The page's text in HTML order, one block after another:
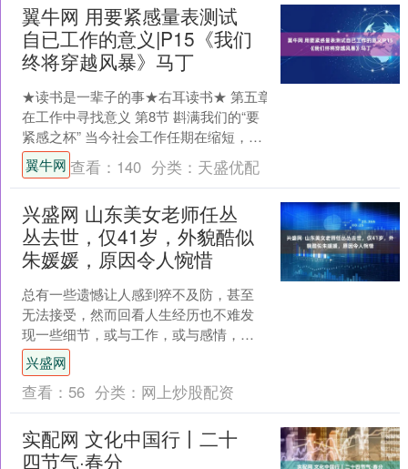
翼牛网 用要紧感量表测试
自已工作的意义|P15《我们
终将穿越风暴》马丁
★读书是一辈子的事★右耳读书★ 第五章
在工作中寻找意义 第8节 斟满我们的“要
紧感之杯” 当今社会工作任期在缩短，需
要我们更快的认清工作中什么是要紧
的，并且我....
翼牛网 查看： 140 分类： 天盛优配
兴盛网 山东美女老师任丛
丛去世，仅41岁，外貌酷似
朱媛媛，原因令人惋惜
总有一些遗憾让人感到猝不及防，甚至
无法接受，然而回看人生经历也不难发
现一些细节，或与工作，或与感情，或
与人际关系，每一样的“恶化”，都可能导
致不好的后果。 4月....
兴盛网
查看： 56 分类： 网上炒股配资
实配网 文化中国行丨二十
四节气·春分